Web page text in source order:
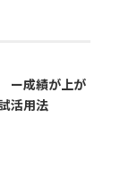
ー成績が上が
活用法